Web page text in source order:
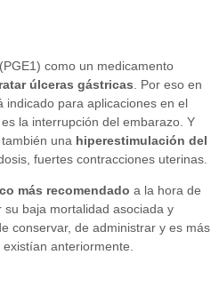
como un medicamento
úlceras gástricas . Por eso en
indicado para aplicaciones en el
la interrupción del embarazo. Y
una hiperestimulación del
fuertes contracciones uterinas.
más recomendado a la hora de
baja mortalidad asociada y
conservar, de administrar y es más
anteriormente.